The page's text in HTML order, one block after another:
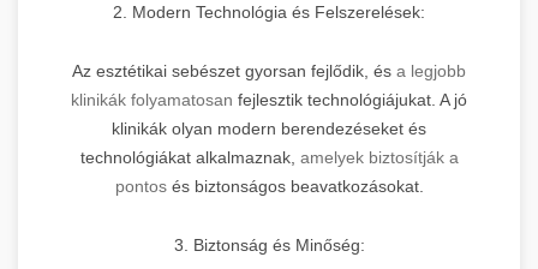
2. Modern Technológia és Felszerelések:
Az esztétikai sebészet gyorsan fejlődik, és a legjobb
klinikák folyamatosan fejlesztik technológiájukat. A jó
klinikák olyan modern berendezéseket és
technológiákat alkalmaznak, amelyek biztosítják a
pontosés biztonságos beavatkozásokat.
3. Biztonság és Minőség: